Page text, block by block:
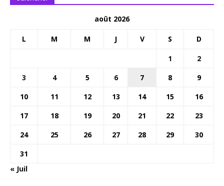
août 2026
L M M J V S D
1
2
3
4 5 6 7 8
9
10
11 12 13 14 15
16
17
18 19 20 21 22
23
24
25 26 27 28 29
30
31
« Juil